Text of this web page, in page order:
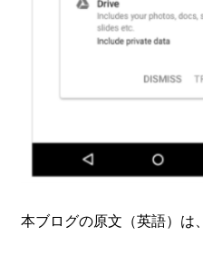
本ブログの原文（英語）は、